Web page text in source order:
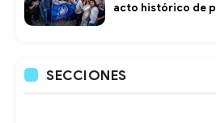
acto histórico de
SECCIONES